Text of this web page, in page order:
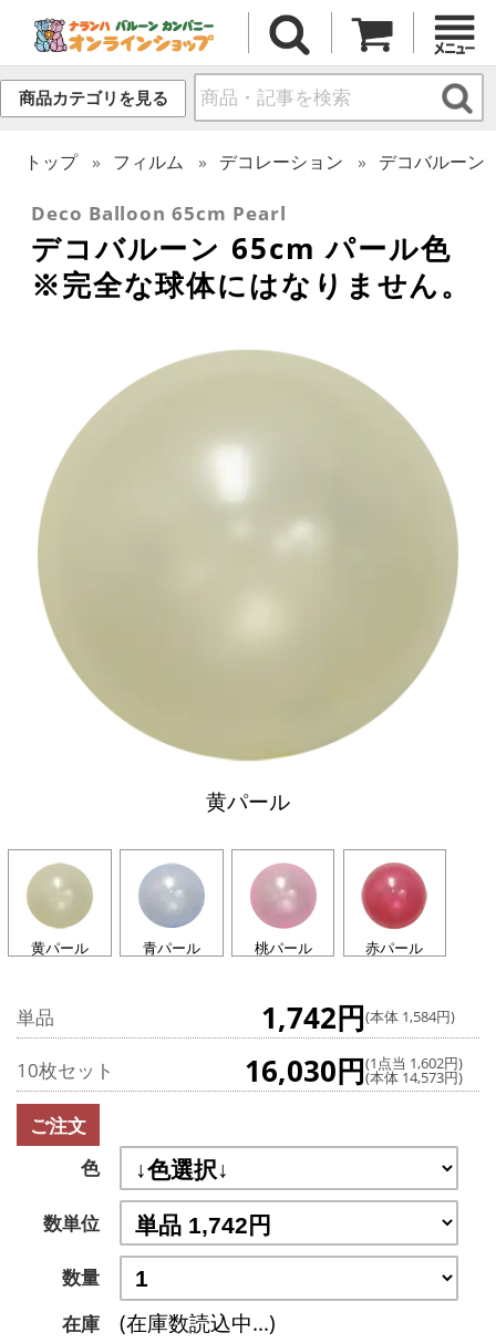
商品カテゴリを見る
トップ フィルム デコレーション デコバルーン
Deco Balloon 65cm Pearl
デコバルーン 65cm パール色
※完全な球体にはなりません。
黄パール
黄パール 青パール 桃パール 赤パール
単品 1,742円(本体 1,584円)
10枚セット 16,030円(1点当 1,602円)
(本体 14,573円)
ご注文
色
数単位
数量
在庫
(在庫数読込中...)